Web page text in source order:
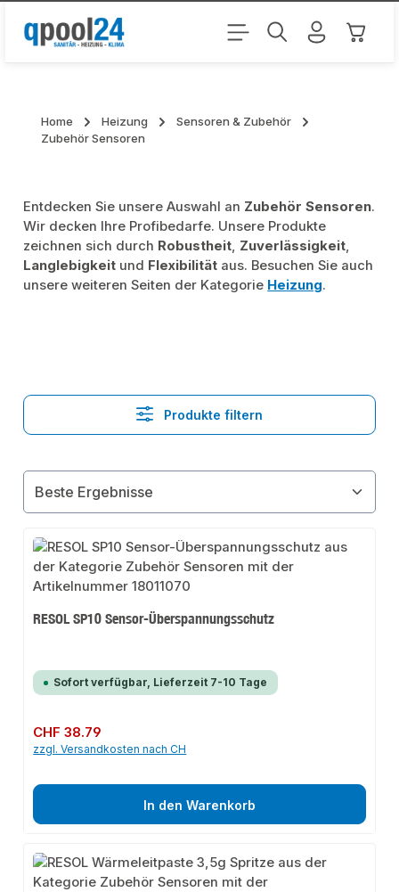
Zum Hauptinhalt springen
Home Heizung
Sensoren & Zubehör
Zubehör Sensoren
Entdecken Sie unsere Auswahl an Zubehör Sensoren.
Wir decken Ihre Profibedarfe. Unsere Produkte
zeichnen sich durch Robustheit, Zuverlässigkeit,
Langlebigkeit und Flexibilität aus. Besuchen Sie auch
unsere weiteren Seiten der Kategorie Heizung.
Produkte filtern
RESOL SP10 Sensor-Überspannungsschutz
Sofort verfügbar, Lieferzeit 7-10 Tage
Regulärer Preis:
CHF 38.79
zzgl. Versandkosten nach CH
In den Warenkorb